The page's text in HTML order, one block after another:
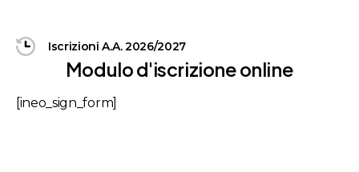
Iscrizioni A.A. 2026/2027
Modulod'iscrizioneonline
[ineo_sign_form]